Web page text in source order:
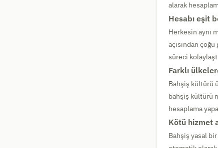
alarak
Hesabı eşit
Herkesin aynı
açısından
süreci
Farklı
Bahşiş kültürü
bahşiş kültürü
hesaplama
Kötü hizmet
Bahşiş yasal